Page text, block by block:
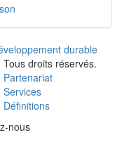
durable
droits réservés.
Partenariat
Services
Définitions
nous